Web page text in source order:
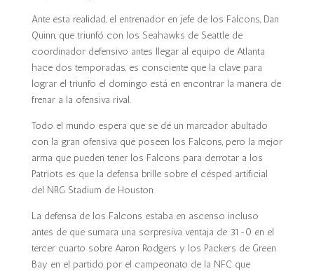
Ante esta realidad, el entrenador en jefe de los Falcons, Dan
Quinn, que triunfó con los Seahawks de Seattle de
coordinador defensivo antes llegar al equipo de Atlanta
hace dos temporadas, es consciente que la clave para
lograr el triunfo el domingo está en encontrar la manera de
frenar a la ofensiva rival.
Todo el mundo espera que se dé un marcador abultado
con la gran ofensiva que poseen los Falcons, pero la mejor
arma que pueden tener los Falcons para derrotar a los
Patriots es que la defensa brille sobre el césped artificial
del NRG Stadium de Houston.
La defensa de los Falcons estaba en ascenso incluso
antes de que sumara una sorpresiva ventaja de 31-0 en el
tercer cuarto sobre Aaron Rodgers y los Packers de Green
Bay en el partido por el campeonato de la NFC que